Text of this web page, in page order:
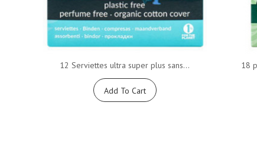
12 Serviettes ultra super plus sans...
Add To Cart
18